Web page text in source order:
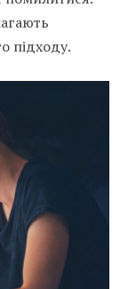
підходу.